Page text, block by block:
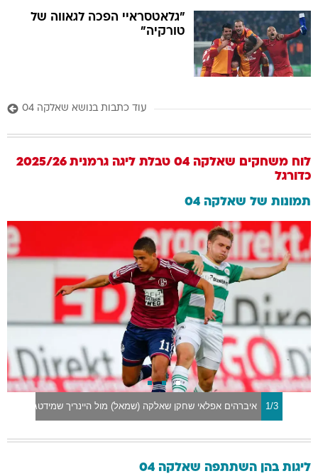
"גלאטסראיי הפכה לגאווה של
טורקיה"
עוד כתבות בנושא שאלקה 04
לוח משחקים שאלקה 04
טבלת ליגה גרמנית 2025/26
כדורגל
תמונות של שאלקה 04
1/3 איברהים אפלאי שחקן שאלקה (שמאל) מול היינריך שמידטגל שחקן
ליגות בהן השתתפה שאלקה 04